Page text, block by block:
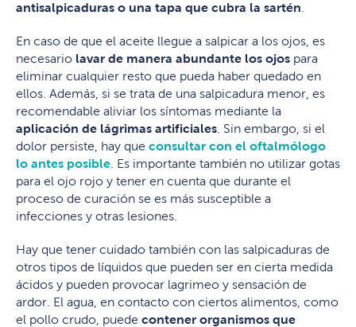
antisalpicaduras o una tapa que cubra la sartén
En caso de que el aceite llegue a salpicar a los ojos, es
necesario lavar de manera abundante los ojos para
eliminar cualquier resto que pueda haber quedado en
ellos. Además, si se trata de una salpicadura menor, es
recomendable aliviar los síntomas mediante la
aplicación de lágrimas artificiales . Sin embargo, si el
dolor persiste, hay que consultar con el oftalmólogo
lo antes posible . Es importante también no utilizar gotas
para el ojo rojo y tener en cuenta que durante el
proceso de curación se es más susceptible a
infecciones y otras lesiones.
Hay que tener cuidado también con las salpicaduras de
otros tipos de líquidos que pueden ser en cierta medida
ácidos y pueden provocar lagrimeo y sensación de
ardor. El agua, en contacto con ciertos alimentos, como
el pollo crudo, puede contener organismos que